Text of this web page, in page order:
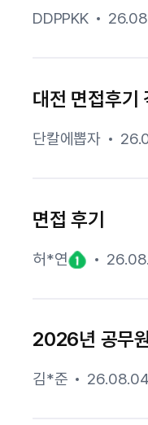
DDPPKK
대전 면접후기
단칼에뽑자
면접 후기
허*연
2026년 공무
김*준 26.08.04